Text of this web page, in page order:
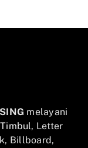
melayani
, Letter
Billboard,